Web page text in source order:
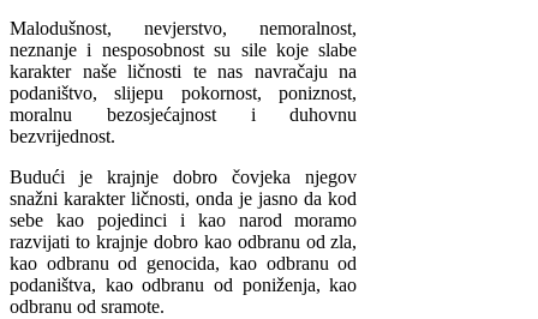
Malodušnost, nevjerstvo, nemoralnost,
neznanje i nesposobnost su sile koje slabe
karakter naše ličnosti te nas navračaju na
podaništvo, slijepu pokornost, poniznost,
moralnu bezosjećajnost i duhovnu
bezvrijednost.
Budući je krajnje dobro čovjeka njegov
snažni karakter ličnosti, onda je jasno da kod
sebe kao pojedinci i kao narod moramo
razvijati to krajnje dobro kao odbranu od zla,
kao odbranu od genocida, kao odbranu od
podaništva, kao odbranu od poniženja, kao
odbranu od sramote.